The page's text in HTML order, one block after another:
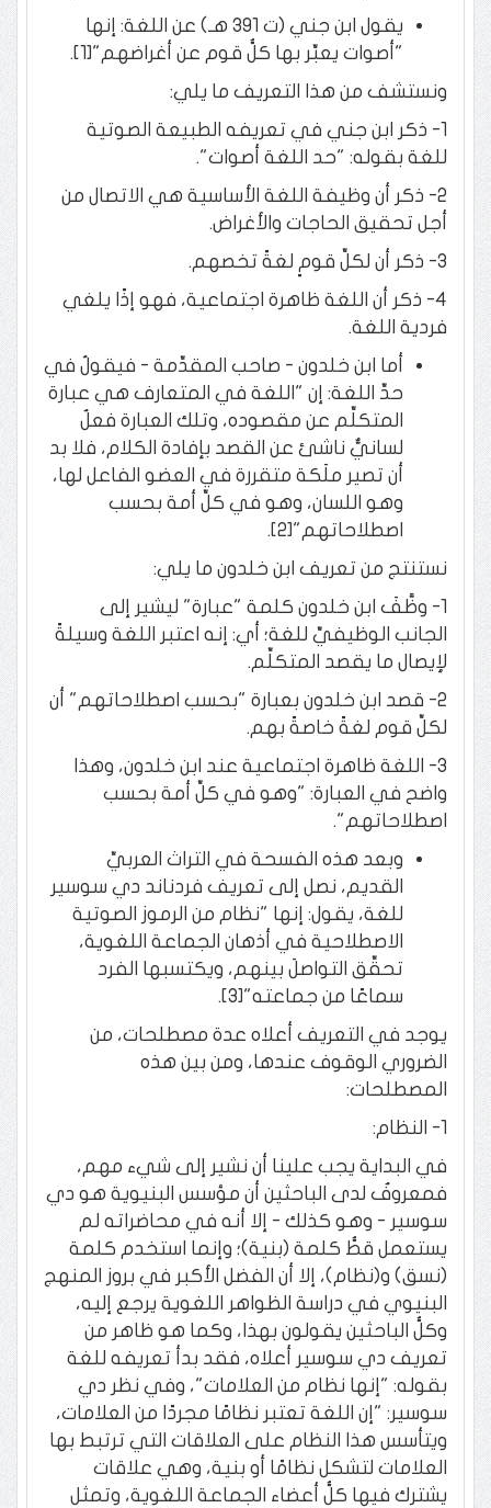
يقول ابن جني (ت 391 هـ) عن اللغة: إنها
"أصوات يعبِّر بها كلُّ قوم عن أغراضهم"[1].
ونستشف من هذا التعريف ما يلي:
1- ذكر ابن جني في تعريفه الطبيعة الصوتية
للغة بقوله: "حد اللغة أصوات".
2- ذكر أن وظيفة اللغة الأساسية هي الاتصال من
أجل تحقيق الحاجات والأغراض.
3- ذكر أن لكلِّ قومٍ لغةً تخصهم.
4- ذكر أن اللغة ظاهرة اجتماعية، فهو إذًا يلغي
فردية اللغة.
أما ابن خلدون - صاحب المقدِّمة - فيقولُ في
حدِّ اللغة: إن "اللغة في المتعارف هي عبارة
المتكلِّم عن مقصوده، وتلك العبارة فعلٌ
لسانيٌّ ناشئ عن القصد بإفادة الكلام، فلا بد
أن تصير ملَكة متقررة في العضو الفاعل لها،
وهو اللسان، وهو في كلِّ أمة بحسب
اصطلاحاتهم"[2].
نستنتج من تعريف ابن خلدون ما يلي:
1- وظَّفَ ابن خلدون كلمة "عبارة" ليشير إلى
الجانب الوظيفيِّ للغة؛ أي: إنه اعتبر اللغة وسيلةً
لإيصال ما يقصد المتكلِّم.
2- قصد ابن خلدون بعبارة "بحسب اصطلاحاتهم" أن
لكلِّ قوم لغةً خاصةً بهم.
3- اللغة ظاهرة اجتماعية عند ابن خلدون، وهذا
واضح في العبارة: "وهو في كلِّ أمة بحسب
اصطلاحاتهم".
وبعد هذه الفسحة في التراث العربيِّ
القديم، نصل إلى تعريف فردناند دي سوسير
للغة، يقول: إنها "نظام من الرموز الصوتية
الاصطلاحية في أذهان الجماعة اللغوية،
تحقِّق التواصلَ بينهم، ويكتسبها الفرد
سماعًا من جماعته"[3].
يوجد في التعريف أعلاه عدة مصطلحات، من
الضروري الوقوف عندها، ومن بين هذه
المصطلحات:
1- النظام:
في البداية يجب علينا أن نشير إلى شيء مهم،
فمعروفٌ لدى الباحثين أن مؤسس البنيوية هو دي
سوسير - وهو كذلك - إلا أنه في محاضراته لم
يستعمل قطُّ كلمة (بنية)؛ وإنما استخدم كلمة
(نسق) و(نظام)، إلا أن الفضل الأكبر في بروز المنهج
البنيوي في دراسة الظواهر اللغوية يرجع إليه،
وكلُّ الباحثين يقولون بهذا، وكما هو ظاهر من
تعريف دي سوسير أعلاه، فقد بدأ تعريفه للغة
بقوله: "إنها نظام من العلامات"، وفي نظر دي
سوسير: "إن اللغة تعتبر نظامًا مجردًا من العلامات،
ويتأسس هذا النظام على العلاقات التي ترتبط بها
العلامات لتشكل نظامًا أو بنية، وهي علاقات
يشترك فيها كلُّ أعضاء الجماعة اللغوية، وتمثل